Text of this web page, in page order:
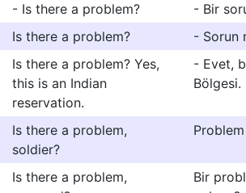
- Is there a problem?
- Bir
Is there a problem?
- Sorun
Is there a problem? Yes,
this is an Indian
reservation.
- Evet,
Bölgesi.
Is there a problem,
soldier?
Is there a problem,
Bir